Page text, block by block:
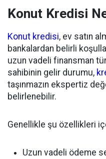
Konut Kredisi
Konut kredisi, ev satın
bankalardan belirli
uzun vadeli finansman
sahibinin gelir durumu,
taşınmazın ekspertiz
belirlenebilir.
Genellikle şu özellikleri
Uzun vadeli ödeme